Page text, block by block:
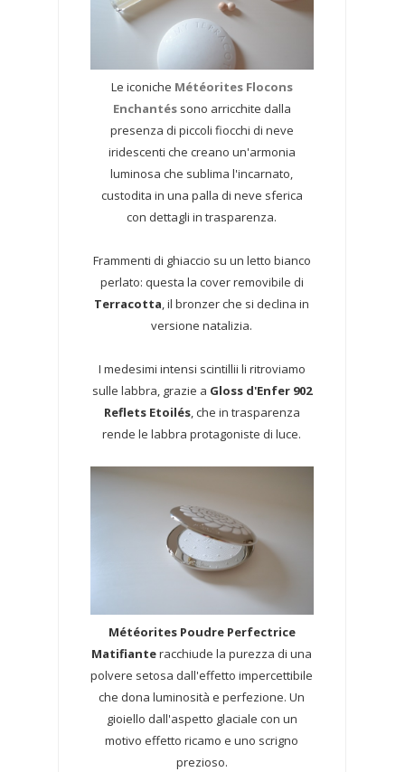
Le iconiche Météorites Flocons
Enchantéssono arricchite dalla
presenza di piccoli fiocchi di neve
iridescenti che creano un'armonia
luminosa che sublima l'incarnato,
custodita in una palla di neve sferica
con dettagli in trasparenza.
Frammenti di ghiaccio su un letto bianco
perlato: questa la cover removibile di
Terracotta, il bronzer che si declina in
versione natalizia.
I medesimi intensi scintillii li ritroviamo
sulle labbra, grazie a Gloss d'Enfer 902
Reflets Etoilés, che in trasparenza
rende le labbra protagoniste di luce.
Météorites Poudre Perfectrice
Matifianteracchiude la purezza di una
polvere setosa dall'effetto impercettibile
che dona luminosità e perfezione. Un
gioiello dall'aspetto glaciale con un
motivo effetto ricamo e uno scrigno
prezioso.